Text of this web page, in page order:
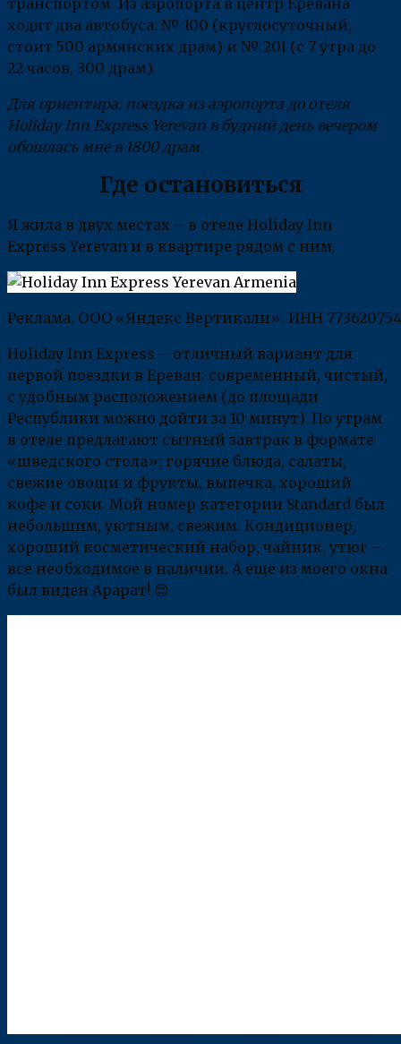
ходят два автобуса: № 100 (круглосуточный,
стоит 500 армянских драм) и № 201 (с 7 утра до
22 часов, 300 драм).
Для ориентира: поездка из аэропорта до отеля
Holiday Inn Express Yerevan в будний день вечером
обошлась мне в 1800 драм.
Где остановиться
Я жила в двух местах – в отеле Holiday Inn
Express Yerevan и в квартире рядом с ним.
Реклама. ООО «Яндекс Вертикали». ИНН
Holiday Inn Express – отличный вариант для
первой поездки в Ереван: современный, чистый,
с удобным расположением (до площади
Республики можно дойти за 10 минут). По утрам
в отеле предлагают сытный завтрак в формате
«шведского стола»: горячие блюда, салаты,
свежие овощи и фрукты, выпечка, хороший
кофе и соки. Мой номер категории Standard был
небольшим, уютным, свежим. Кондиционер,
хороший косметический набор, чайник, утюг –
все необходимое в наличии. А еще из моего окна
был виден Арарат! 😍